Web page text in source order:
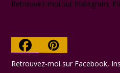
Retrouvez-moi sur Instagram,
FacebookPinterest
Retrouvez-moi sur Facebook,